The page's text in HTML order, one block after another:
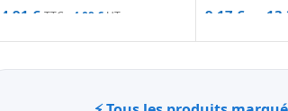
4,91 € TTC - 4,09 € HT 9,17 €